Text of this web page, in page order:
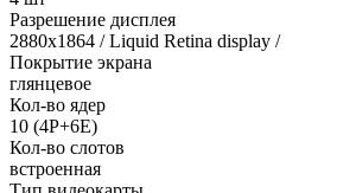
Разрешение дисплея
2880x1864 / Liquid Retina display /
Покрытие экрана
глянцевое
Кол-во ядер
10 (4P+6E)
Кол-во слотов
встроенная